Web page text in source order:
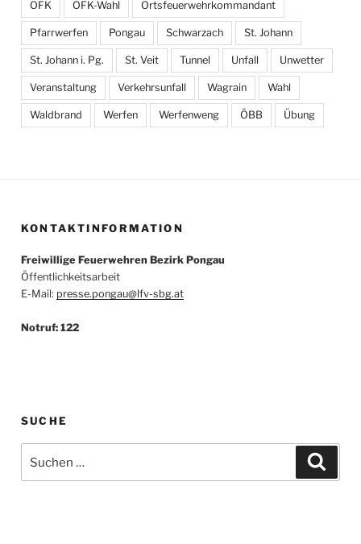
OFK OFK-Wahl Ortsfeuerwehrkommandant
Pfarrwerfen Pongau Schwarzach St. Johann
St. Johann i. Pg. St. Veit Tunnel Unfall Unwetter
Veranstaltung Verkehrsunfall Wagrain Wahl
Waldbrand Werfen Werfenweng ÖBB Übung
KONTAKTINFORMATION
Freiwillige Feuerwehren Bezirk Pongau
Öffentlichkeitsarbeit
E-Mail: presse.pongau@lfv-sbg.at
Notruf: 122
SUCHE
nach: